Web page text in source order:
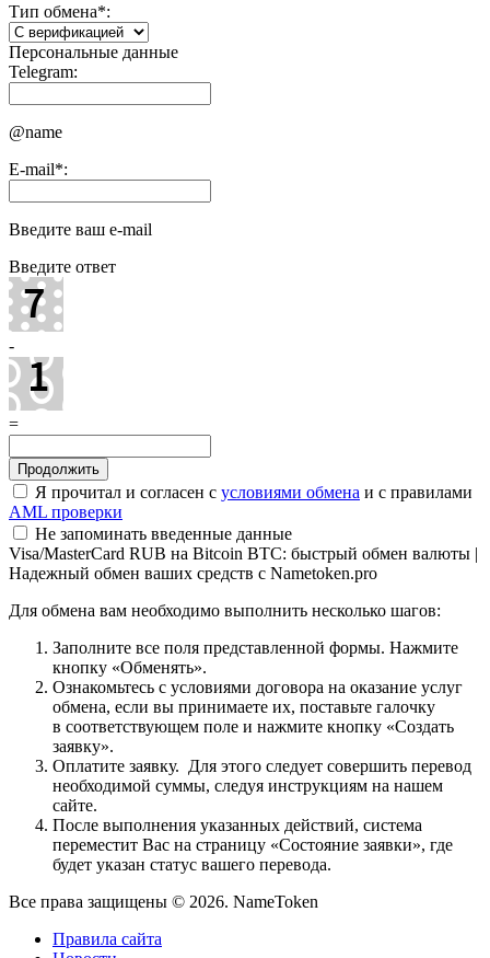
Тип обмена*:
Персональные данные
Telegram:
@name
E-mail*:
Введите ваш e-mail
Введите ответ
-
=
Я прочитал и согласен с условиями обмена и с правилами
AML проверки
Не запоминать введенные данные
Visa/MasterCard RUB на Bitcoin BTC: быстрый обмен валюты |
Надежный обмен ваших средств с Nametoken.pro
Для обмена вам необходимо выполнить несколько шагов:
Заполните все поля представленной формы. Нажмите
кнопку «Обменять».
Ознакомьтесь с условиями договора на оказание услуг
обмена, если вы принимаете их, поставьте галочку
в соответствующем поле и нажмите кнопку «Создать
заявку».
Оплатите заявку. Для этого следует совершить перевод
необходимой суммы, следуя инструкциям на нашем
сайте.
После выполнения указанных действий, система
переместит Вас на страницу «Состояние заявки», где
будет указан статус вашего перевода.
Все права защищены © 2026. NameToken
Правила сайта